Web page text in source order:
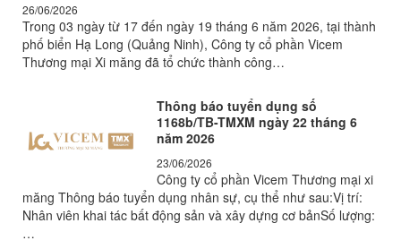
26/06/2026
Trong 03 ngày từ 17 đến ngày 19 tháng 6 năm 2026, tại thành
phố biển Hạ Long (Quảng Ninh), Công ty cổ phần Vicem
Thương mại Xi măng đã tổ chức thành công…
Thông báo tuyển dụng số
1168b/TB-TMXM ngày 22 tháng 6
năm 2026
23/06/2026
Công ty cổ phần Vicem Thương mại xi
măng Thông báo tuyển dụng nhân sự, cụ thể như sau:Vị trí:
Nhân viên khai tác bất động sản và xây dựng cơ bảnSố lượng:
…